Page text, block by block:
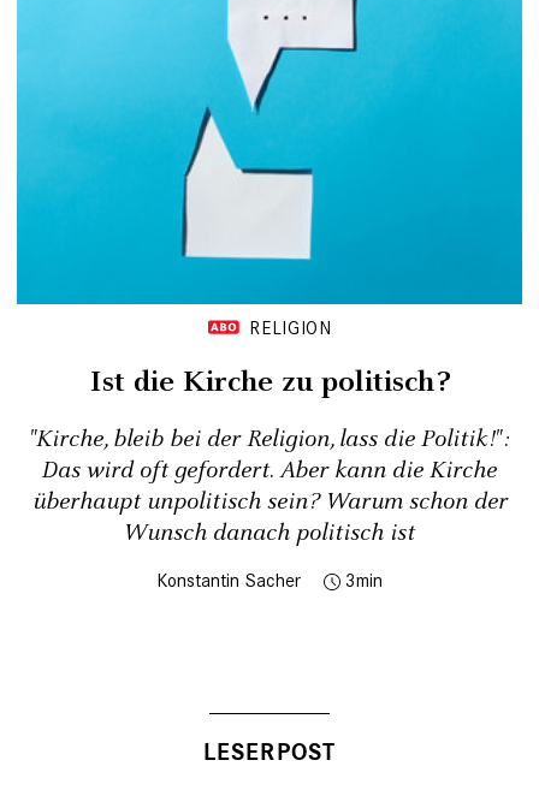
RELIGION
Ist die Kirche zu politisch?
"Kirche, bleib bei der Religion, lass die Politik!":
Das wird oft gefordert. Aber kann die Kirche
überhaupt unpolitisch sein? Warum schon der
Wunsch danach politisch ist
Konstantin Sacher 3